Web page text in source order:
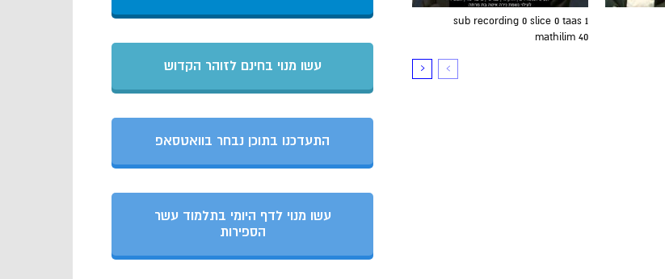
sub recording 0 slice 0 taas 1
mathilim 40
עשו מנוי בחינם לזוהר הקדוש
התעדכנו בתוכן נבחר בוואטסאפ
עשו מנוי לדף היומי בתלמוד עשר
הספירות